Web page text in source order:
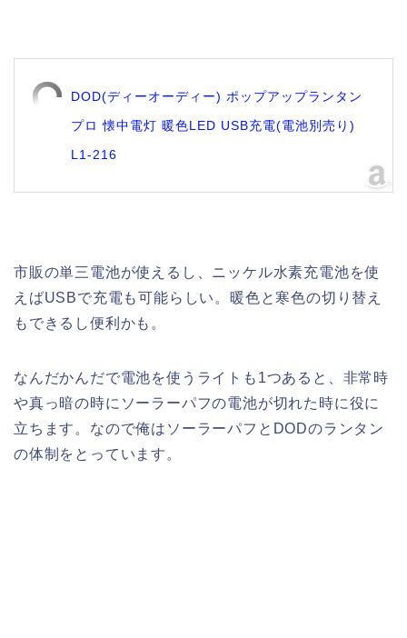
DOD(ディーオーディー) ポップアップランタン
プロ 懐中電灯 暖色LED USB充電(電池別売り)
L1-216
市販の単三電池が使えるし、ニッケル水素充電池を使
えばUSBで充電も可能らしい。暖色と寒色の切り替え
もできるし便利かも。
なんだかんだで電池を使うライトも1つあると、非常時
や真っ暗の時にソーラーパフの電池が切れた時に役に
立ちます。なので俺はソーラーパフとDODのランタン
の体制をとっています。